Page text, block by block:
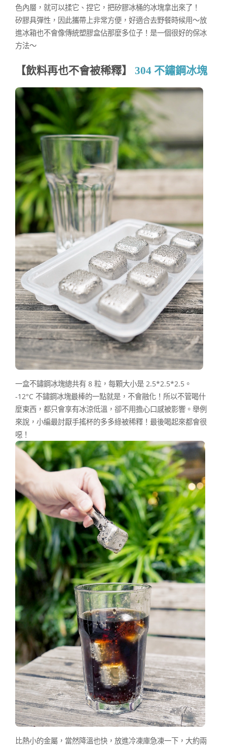
色內層，就可以揉它、捏它，把矽膠冰桶的冰塊拿出來了！
矽膠具彈性，因此攜帶上非常方便，好適合去野餐時候用～放
進冰箱也不會像傳統塑膠盒佔那麼多位子！是一個很好的保冰
方法～
【飲料再也不會被稀釋】 304 不鏽鋼冰塊
一盒不鏽鋼冰塊總共有 8 粒，每顆大小是 2.5*2.5*2.5。
-12°C 不鏽鋼冰塊最棒的一點就是，不會融化！所以不管喝什
麼東西，都只會享有冰涼低溫，卻不用擔心口感被影響。舉例
來說，小編最討厭手搖杯的多多綠被稀釋！最後喝起來都會很
噁！
比熱小的金屬，當然降溫也快，放進冷凍庫急凍一下，大約兩